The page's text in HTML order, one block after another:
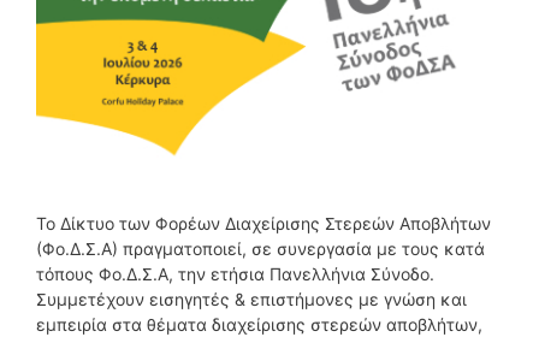
Το Δίκτυο των Φορέων Διαχείρισης Στερεών Αποβλήτων
(Φο.Δ.Σ.Α) πραγματοποιεί, σε συνεργασία με τους κατά
τόπους Φο.Δ.Σ.Α, την ετήσια Πανελλήνια Σύνοδο.
Συμμετέχουν εισηγητές & επιστήμονες με γνώση και
εμπειρία στα θέματα διαχείρισης στερεών αποβλήτων,